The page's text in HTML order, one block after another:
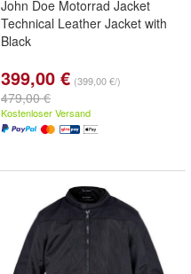
John Doe Motorrad Jacket
Technical Leather Jacket with
Black
399,00 € (399,00 €/)
479,00 €
Kostenloser Versand